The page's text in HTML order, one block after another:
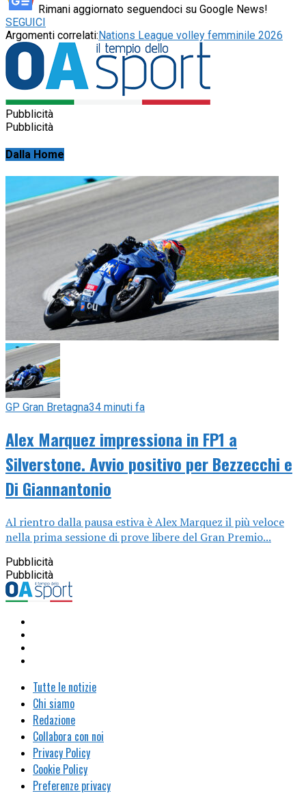
Rimani aggiornato seguendoci su Google News!
SEGUICI
Argomenti correlati:Nations League volley femminile 2026
Pubblicità
Pubblicità
Dalla Home
GP Gran Bretagna34 minuti fa
Alex Marquez impressiona in FP1 a
Silverstone. Avvio positivo per Bezzecchi e
Di Giannantonio
Al rientro dalla pausa estiva è Alex Marquez il più veloce
nella prima sessione di prove libere del Gran Premio...
Pubblicità
Pubblicità
Tutte le notizie
Chi siamo
Redazione
Collabora con noi
Privacy Policy
Cookie Policy
Preferenze privacy